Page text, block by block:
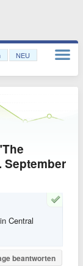
NEU
September
Central
beantworten